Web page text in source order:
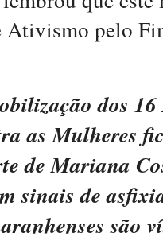
Ativismo pelo
dos
as Mulheres
de Mariana
sinais de
são